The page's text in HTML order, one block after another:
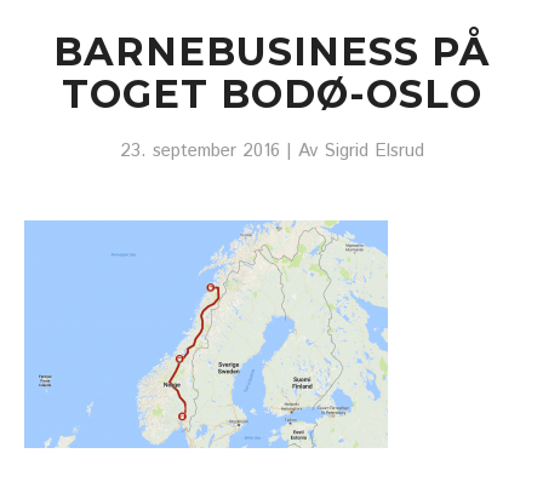
BARNEBUSINESS PÅ
TOGET BODØ-OSLO
23. september 2016 | Av Sigrid Elsrud